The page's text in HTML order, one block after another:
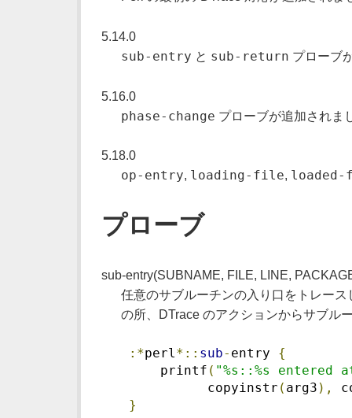
5.14.0
sub-entry と sub-return プローブ
5.16.0
phase-change プローブが追加されま
5.18.0
op-entry, loading-file,
プローブ
sub-entry(SUBNAME, FILE, LINE,
任意のサブルーチンの入り口をトレー
の所、DTrace のアクションからサブル
:*perl*:: sub- entry {
printf ( "%s::%s entered
copyinstr ( arg3 ),
}